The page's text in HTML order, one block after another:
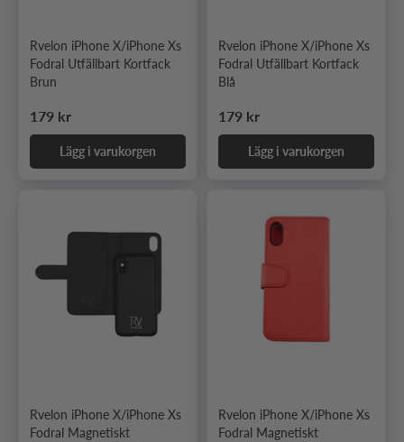
Rvelon iPhone X/iPhone Xs
Fodral Utfällbart Kortfack
Brun
Ordinarie pris
179 kr
Lägg i varukorgen
Rvelon iPhone X/iPhone Xs
Fodral Utfällbart Kortfack
Blå
Ordinarie pris
179 kr
Lägg i varukorgen
Rvelon iPhone X/iPhone Xs
Fodral Magnetiskt
Rvelon iPhone X/iPhone Xs
Fodral Magnetiskt